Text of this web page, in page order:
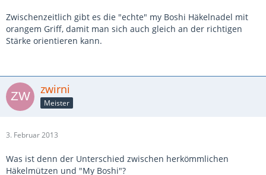
Zwischenzeitlich gibt es die "echte" my Boshi Häkelnadel mit
orangem Griff, damit man sich auch gleich an der richtigen
Stärke orientieren kann.
zwirni
Meister
3. Februar 2013
Was ist denn der Unterschied zwischen herkömmlichen
Häkelmützen und "My Boshi"?